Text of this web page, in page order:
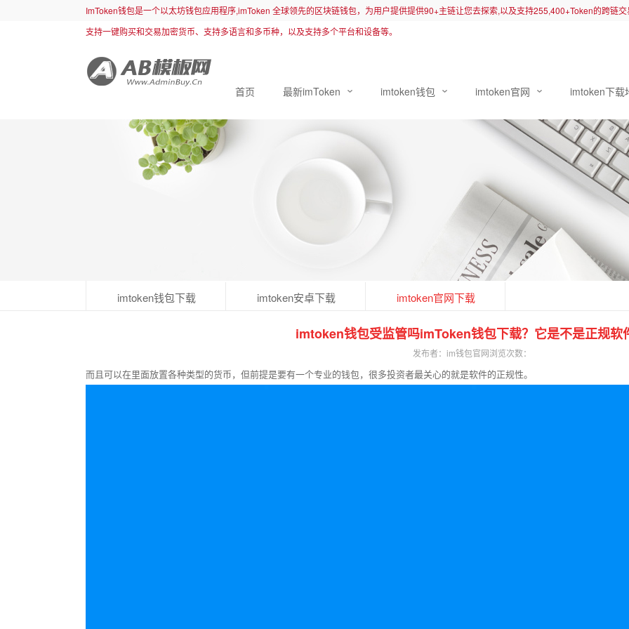
ImToken钱包是一个以太坊钱包应用程序,imToken 全球领先的区块链钱包，为用户提供提供90+主链让您去探索,以及支持255,400+Token的跨链
支持一键购买和交易加密货币、支持多语言和多币种，以及支持多个平台和设备等。
首页 最新imToken imtoken钱包 imtoken官网 imtoken下载
imtoken钱包下载 imtoken安卓下载 imtoken官网下载
imtoken钱包受监管吗imToken钱包下载？它是不是正规软
发布者：im钱包官网浏览次数：
而且可以在里面放置各种类型的货币，但前提是要有一个专业的钱包，很多投资者最关心的就是软件的正规性。